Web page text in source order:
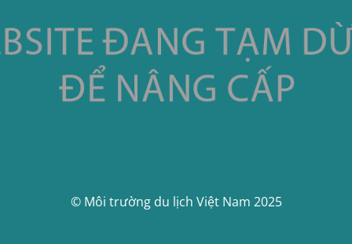
© Môi trường du lịch Việt Nam 2025